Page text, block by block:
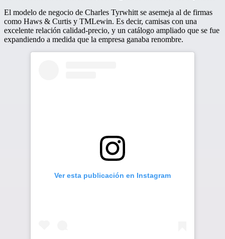
El modelo de negocio de Charles Tyrwhitt se asemeja al de firmas
como Haws & Curtis y TMLewin. Es decir, camisas con una
excelente relación calidad-precio, y un catálogo ampliado que se fue
expandiendo a medida que la empresa ganaba renombre.
Ver esta publicación en Instagram